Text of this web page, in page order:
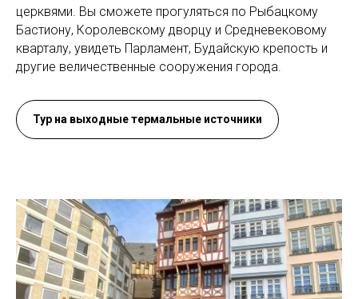
церквями. Вы сможете прогуляться по Рыбацкому
Бастиону, Королевскому дворцу и Средневековому
кварталу, увидеть Парламент, Будайскую крепость и
другие величественные сооружения города.
Тур на выходные термальные источники